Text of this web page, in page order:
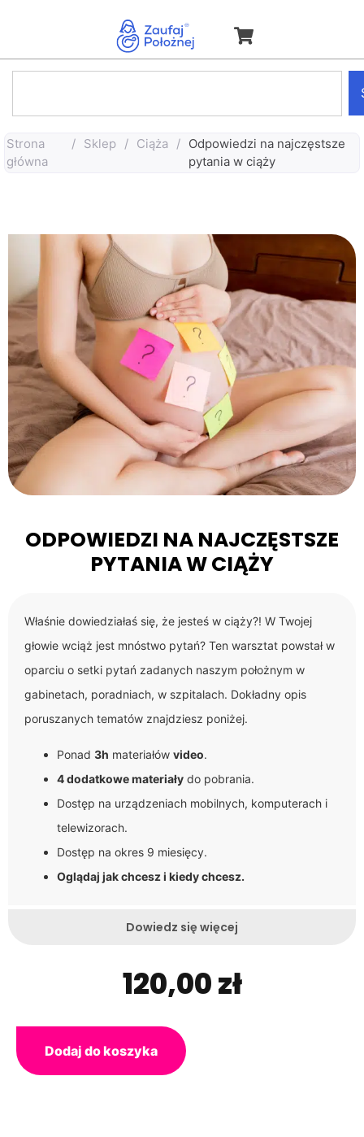
Strona
główna
/ Sklep / Ciąża / Odpowiedzi na najczęstsze
pytania w ciąży
ODPOWIEDZI NA NAJCZĘSTSZE
PYTANIA W CIĄŻY
Właśnie dowiedziałaś się, że jesteś w ciąży?! W Twojej
głowie wciąż jest mnóstwo pytań? Ten warsztat powstał w
oparciu o setki pytań zadanych naszym położnym w
gabinetach, poradniach, w szpitalach. Dokładny opis
poruszanych tematów znajdziesz poniżej.
Ponad 3h materiałów video.
4 dodatkowe materiały do pobrania.
Dostęp na urządzeniach mobilnych, komputerach i
telewizorach.
Dostęp na okres 9 miesięcy.
Oglądaj jak chcesz i kiedy chcesz.
Dowiedz się więcej
120,00zł
Dodaj do koszyka